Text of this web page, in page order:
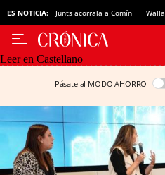
ES NOTICIA: Junts acorrala a Comín
Leer en Castellano
Pásate al MODO AHORRO